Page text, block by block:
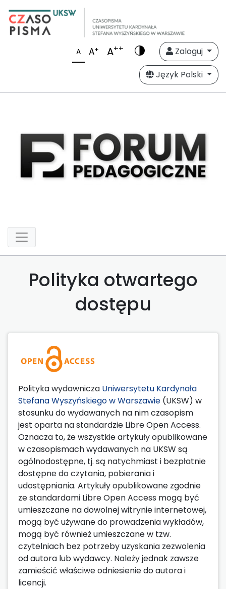
A A+ A++
Zaloguj
Język Polski
Polityka otwartego
dostępu
Polityka wydawnicza Uniwersytetu Kardynała
Stefana Wyszyńskiego w Warszawie (UKSW) w
stosunku do wydawanych na nim czasopism
jest oparta na standardzie Libre Open Access.
Oznacza to, że wszystkie artykuły opublikowane
w czasopismach wydawanych na UKSW są
ogólnodostępne, tj. są natychmiast i bezpłatnie
dostępne do czytania, pobierania i
udostępniania. Artykuły opublikowane zgodnie
ze standardami Libre Open Access mogą być
umieszczane na dowolnej witrynie internetowej,
mogą być używane do prowadzenia wykładów,
mogą być również umieszczane w tzw.
czytelniach bez potrzeby uzyskania zezwolenia
od autora lub wydawcy. Należy jednak zawsze
zamieścić właściwe odniesienie do autora i
licencji.